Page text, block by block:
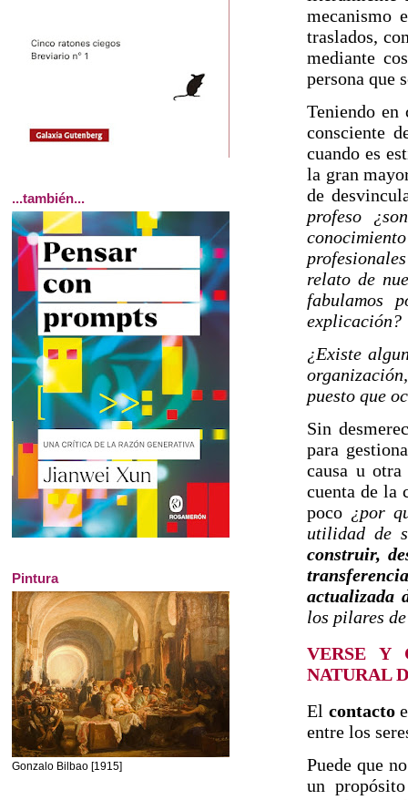
mecanismo
traslados,
mediante
persona que
Teniendo
consciente
cuando es
la gran
de
profeso
relato de
fabulamos
explicación?
¿Existe
puesto que
Sin
para
causa u
cuenta de la
poco ¿por
utilidad de
construir,
actualizada
los pilares
VERSE Y
NATURAL
El contacto
entre los
Puede que
un
...también...
Pintura
Gonzalo Bilbao [1915]